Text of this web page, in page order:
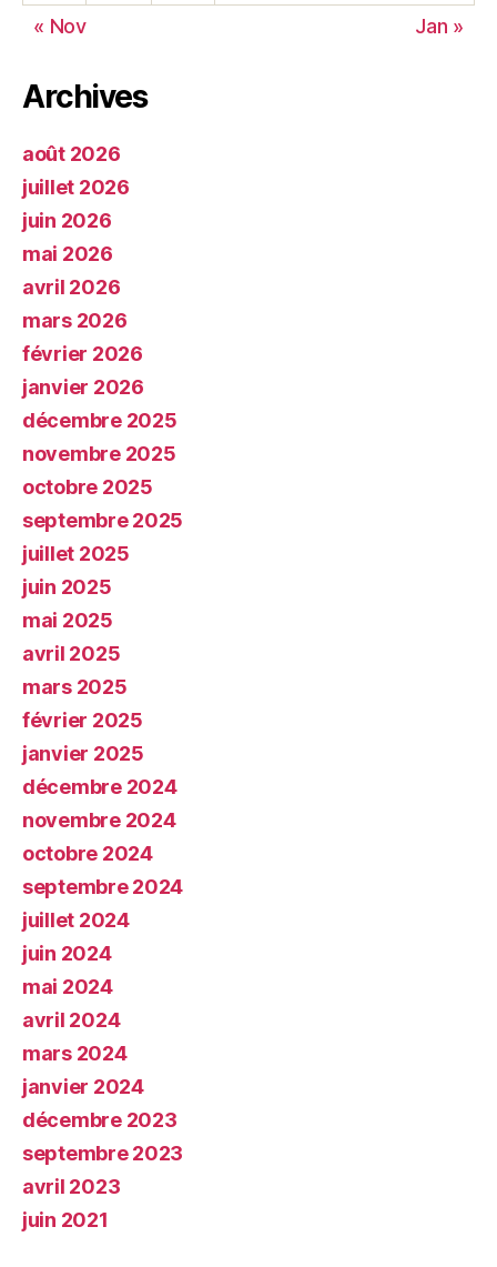
« Nov Jan »
Archives
août 2026
juillet 2026
juin 2026
mai 2026
avril 2026
mars 2026
février 2026
janvier 2026
décembre 2025
novembre 2025
octobre 2025
septembre 2025
juillet 2025
juin 2025
mai 2025
avril 2025
mars 2025
février 2025
janvier 2025
décembre 2024
novembre 2024
octobre 2024
septembre 2024
juillet 2024
juin 2024
mai 2024
avril 2024
mars 2024
janvier 2024
décembre 2023
septembre 2023
avril 2023
juin 2021